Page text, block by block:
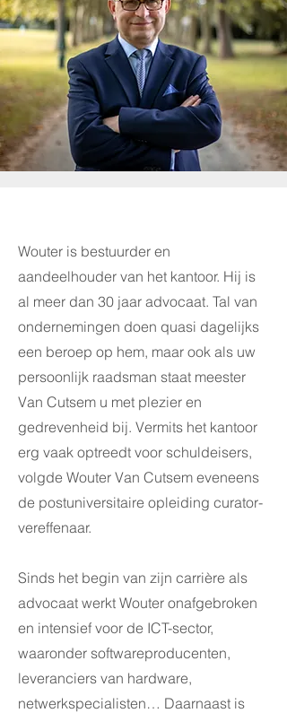
Wouter is bestuurder en
aandeelhouder van het kantoor. Hij is
al meer dan 30 jaar advocaat. Tal van
ondernemingen doen quasi dagelijks
een beroep op hem, maar ook als uw
persoonlijk raadsman staat meester
Van Cutsem u met plezier en
gedrevenheid bij. Vermits het kantoor
erg vaak optreedt voor schuldeisers,
volgde Wouter Van Cutsem eveneens
de postuniversitaire opleiding curator-
vereffenaar.
Sinds het begin van zijn carrière als
advocaat werkt Wouter onafgebroken
en intensief voor de ICT-sector,
waaronder softwareproducenten,
leveranciers van hardware,
netwerkspecialisten… Daarnaast is